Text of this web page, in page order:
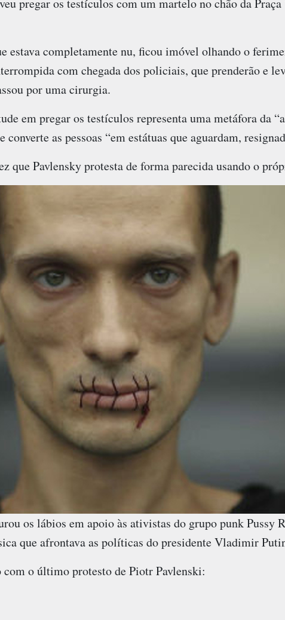
pregar os testículos com um martelo no chão da
estava completamente nu, ficou imóvel olhando o
com chegada dos policiais, que prenderão e
por uma cirurgia.
em pregar os testículos representa uma metáfora da
converte as pessoas “em estátuas que aguardam,
que Pavlensky protesta de forma parecida usando o
os lábios em apoio às ativistas do grupo punk Pussy
que afrontava as políticas do presidente Vladimir
o último protesto de Piotr Pavlenski: